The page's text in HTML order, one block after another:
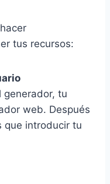
tus recursos:
generador, tu
web. Después
que introducir tu